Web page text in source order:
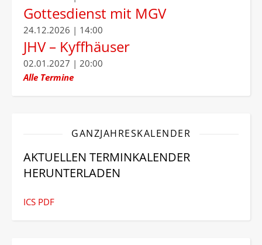
Gottesdienst mit MGV
24.12.2026 | 14:00
JHV – Kyffhäuser
02.01.2027 | 20:00
Alle Termine
GANZJAHRESKALENDER
AKTUELLEN TERMINKALENDER
HERUNTERLADEN
ICS PDF